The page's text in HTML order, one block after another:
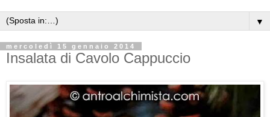
▼
mercoledì 15 gennaio 2014
Insalata di Cavolo Cappuccio